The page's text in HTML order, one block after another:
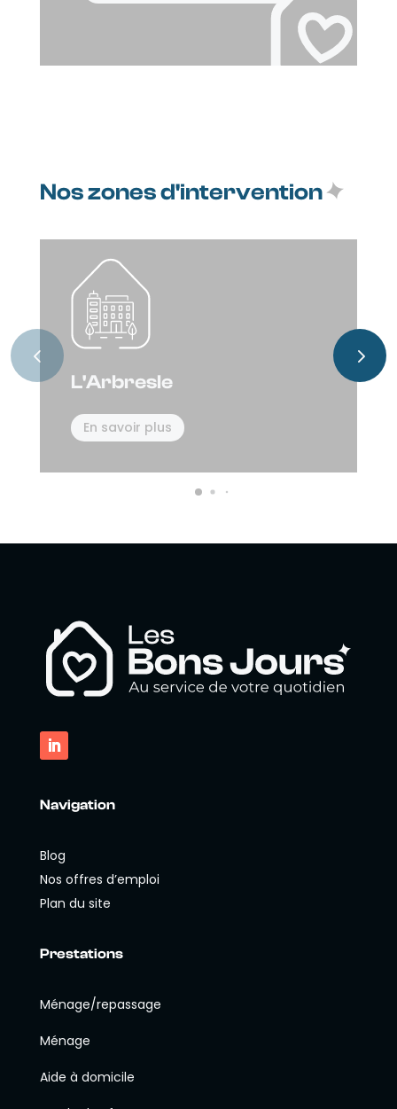
Nos zones d'intervention
L'Arbresle
En savoir plus
Navigation
Blog
Nos offres d’emploi
Plan du site
Prestations
Ménage/repassage
Ménage
Aide à domicile